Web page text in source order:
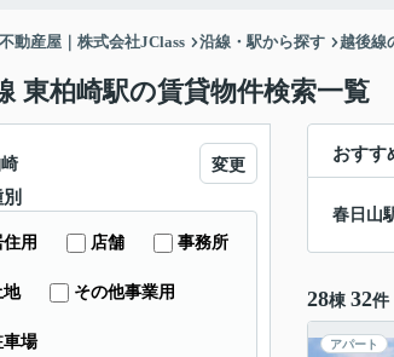
動産屋｜株式会社JClass 沿線・駅から探す 越後線
東柏崎駅の賃貸物件検索一覧
おすす
春日山
28棟 32件
アパート
変更
住用 店舗 事務所
地 その他事業用
車場